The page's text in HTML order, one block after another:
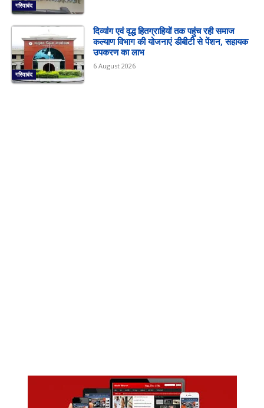
गरियाबंद
गरियाबंद
दिव्यांग एवं वृद्ध हितग्राहियों तक पहुंच रही समाज
कल्याण विभाग की योजनाएं डीबीटी से पेंशन, सहायक
उपकरण का लाभ
6 August 2026